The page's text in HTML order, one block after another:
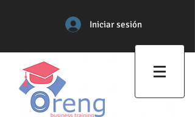
Iniciar sesión